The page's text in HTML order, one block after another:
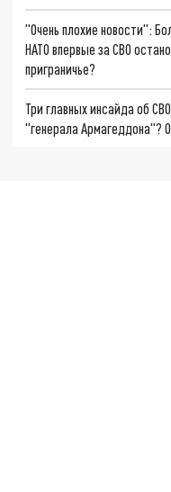
"Очень плохие новости":
НАТО впервые за СВО
приграничье?
Три главных инсайда об
"генерала Армагеддона"?